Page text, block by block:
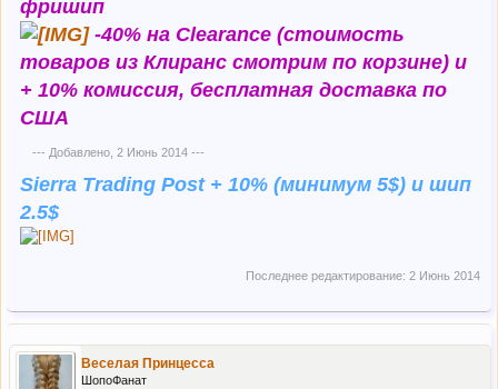
фришип
-40% на Clearance (стоимость
товаров из Клиранс смотрим по корзине) и
+ 10% комиссия, бесплатная доставка по
США
--- Добавлено, 2 Июнь 2014---
Sierra Trading Post + 10% (минимум 5$) и шип
2.5$
Последнее редактирование: 2 Июнь 2014
Веселая Принцесса
ШопоФанат